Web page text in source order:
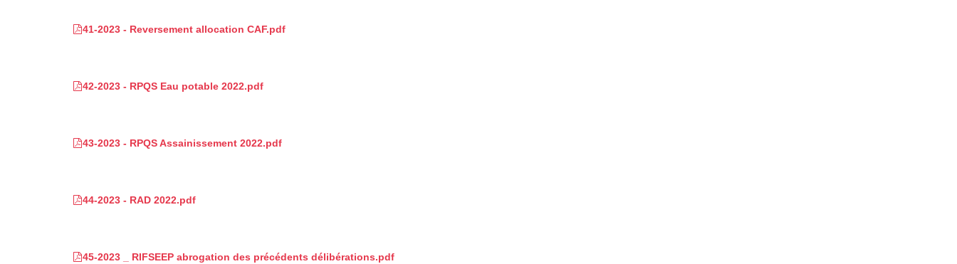
41-2023 - Reversement allocation CAF.pdf
42-2023 - RPQS Eau potable 2022.pdf
43-2023 - RPQS Assainissement 2022.pdf
44-2023 - RAD 2022.pdf
45-2023 _ RIFSEEP abrogation des précédents délibérations.pdf